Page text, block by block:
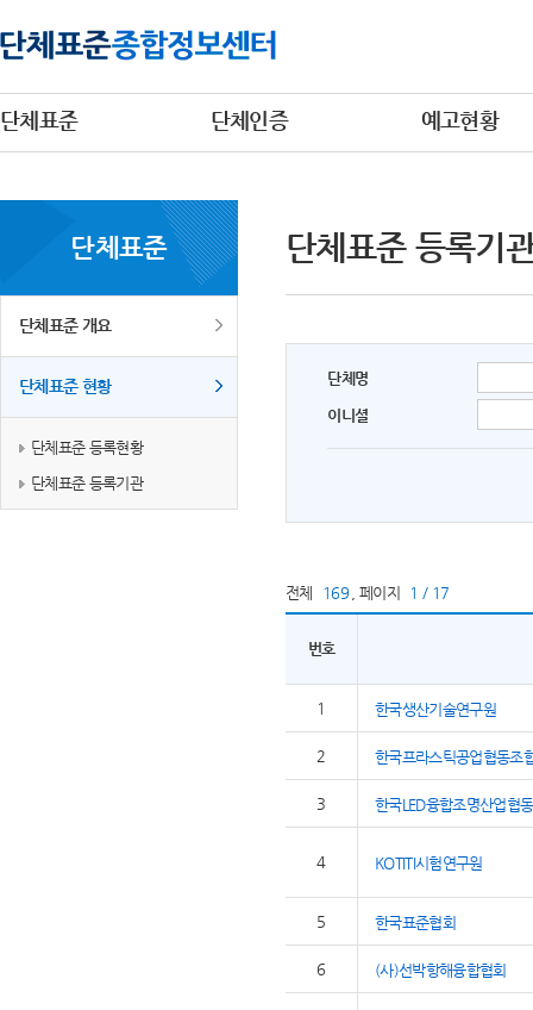
단체표준 단체인증 예고현황
단체표준
단체표준 개요
단체표준 현황
단체표준 등록현황
단체표준 등록기관
단체표준 등록기
단체명
이니셜
전체 169 페이지 1 / 17
번호
1 한국생산기술연구원
2 한국프라스틱공업협동조
3 한국LED융합조명산업협
4 KOTITI시험연구원
5 한국표준협회
6 (사)선박항해융합협회